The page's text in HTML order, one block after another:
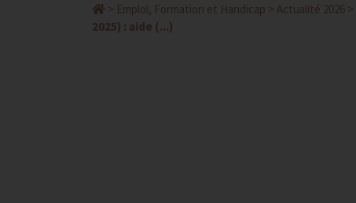
> Emploi, Formation et Handicap > Actualité 2026 >
2025) : aide (...)